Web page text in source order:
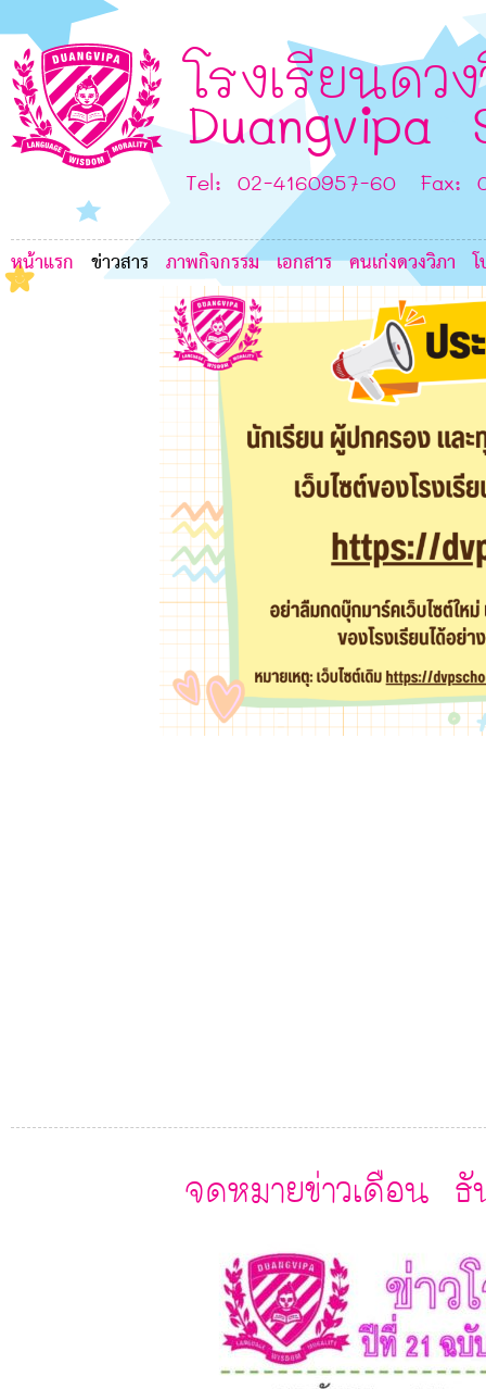
โรงเรียนดว
Duangvipa
Tel: 02-4160957-60 Fax:
หน้าแรก ข่าวสาร ภาพกิจกรรม เอกสาร คนเก่งดวงวิภา
จดหมายข่าวเดือน
87
K